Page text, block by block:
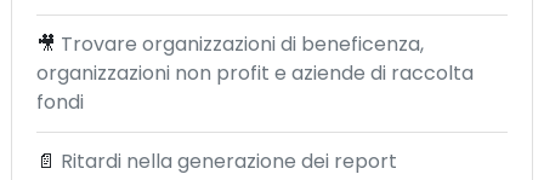
🎥 Trovare organizzazioni di beneficenza,
organizzazioni non profit e aziende di raccolta
fondi
📄 Ritardi nella generazione dei report